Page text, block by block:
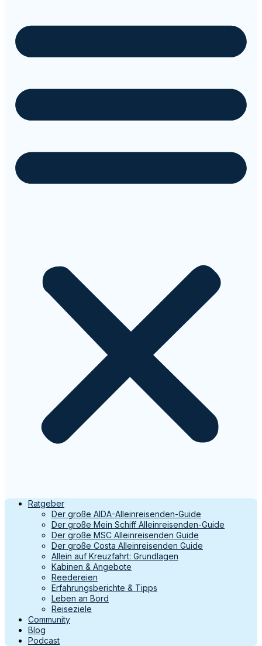
Ratgeber
Der große AIDA-Alleinreisenden-Guide
Der große Mein Schiff Alleinreisenden-Guide
Der große MSC Alleinreisenden Guide
Der große Costa Alleinreisenden Guide
Allein auf Kreuzfahrt: Grundlagen
Kabinen & Angebote
Reedereien
Erfahrungsberichte & Tipps
Leben an Bord
Reiseziele
Community
Blog
Podcast